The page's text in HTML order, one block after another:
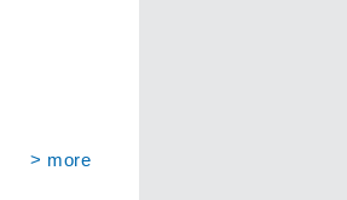
> more